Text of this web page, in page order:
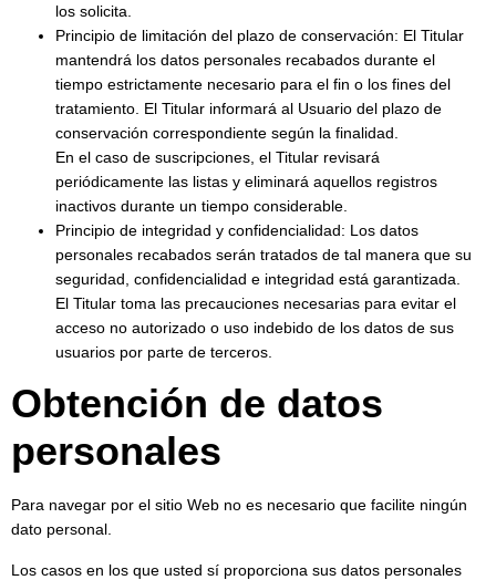
los solicita.
Principio de limitación del plazo de conservación: El Titular
mantendrá los datos personales recabados durante el
tiempo estrictamente necesario para el fin o los fines del
tratamiento. El Titular informará al Usuario del plazo de
conservación correspondiente según la finalidad.
En el caso de suscripciones, el Titular revisará
periódicamente las listas y eliminará aquellos registros
inactivos durante un tiempo considerable.
Principio de integridad y confidencialidad: Los datos
personales recabados serán tratados de tal manera que su
seguridad, confidencialidad e integridad está garantizada.
El Titular toma las precauciones necesarias para evitar el
acceso no autorizado o uso indebido de los datos de sus
usuarios por parte de terceros.
Obtención de datos
personales
Para navegar por el sitio Web no es necesario que facilite ningún
dato personal.
Los casos en los que usted sí proporciona sus datos personales